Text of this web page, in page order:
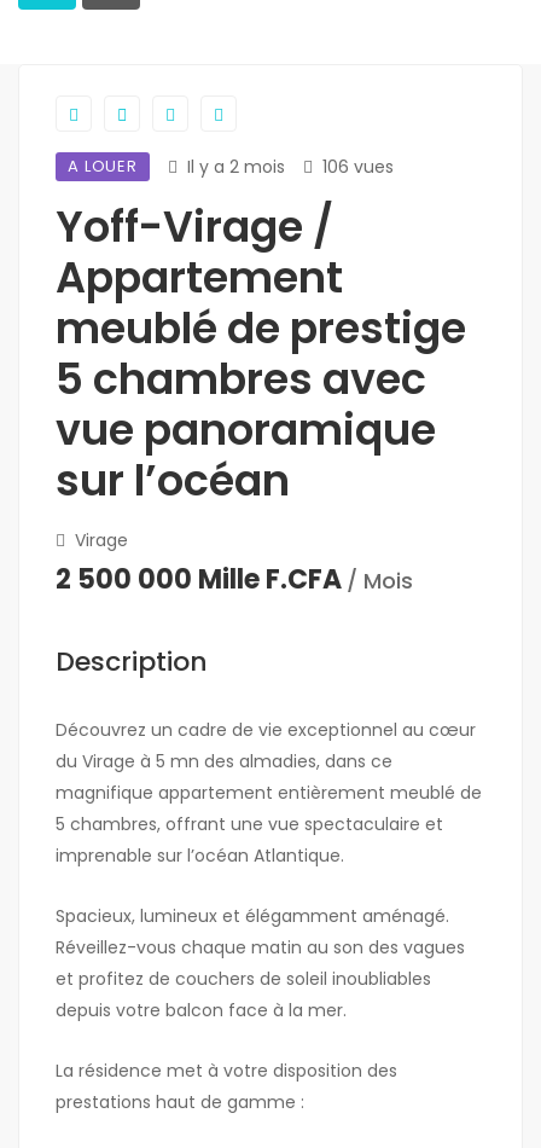
A LOUER Il y a 2 mois 106 vues
Yoff-Virage /
Appartement
meublé de prestige
5 chambres avec
vue panoramique
sur l’océan
Virage
2 500 000 Mille F.CFA / Mois
Description
Découvrez un cadre de vie exceptionnel au cœur
du Virage à 5 mn des almadies, dans ce
magnifique appartement entièrement meublé de
5 chambres, offrant une vue spectaculaire et
imprenable sur l’océan Atlantique.
Spacieux, lumineux et élégamment aménagé.
Réveillez-vous chaque matin au son des vagues
et profitez de couchers de soleil inoubliables
depuis votre balcon face à la mer.
La résidence met à votre disposition des
prestations haut de gamme :